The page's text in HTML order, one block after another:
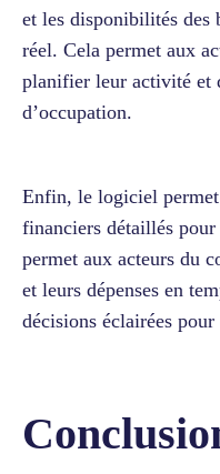
et les disponibilités des
réel. Cela permet aux
planifier leur activité et
d’occupation.
Enfin, le logiciel permet
financiers détaillés
permet aux acteurs du
et leurs dépenses en
décisions éclairées